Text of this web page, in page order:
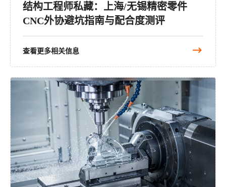
结构工程师私藏：上海/无锡精密零件
CNC外协避坑指南与配合度测评
查看更多相关信息